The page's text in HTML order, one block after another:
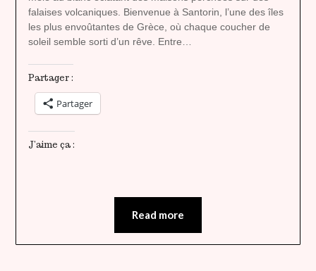
falaises volcaniques. Bienvenue à Santorin, l’une des îles
les plus envoûtantes de Grèce, où chaque coucher de
soleil semble sorti d’un rêve. Entre…
Partager :
Partager
J’aime ça :
Read more